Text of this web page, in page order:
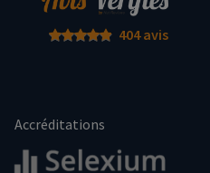
404 avis
Accréditations